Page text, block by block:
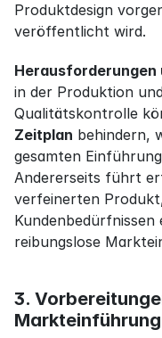
Produktdesign
veröffentlicht wird.
Herausforderungen
in der Produktion
Qualitätskontrolle
Zeitplan behindern,
gesamten
Andererseits führt
verfeinerten
reibungslose
3.
Markteinführung